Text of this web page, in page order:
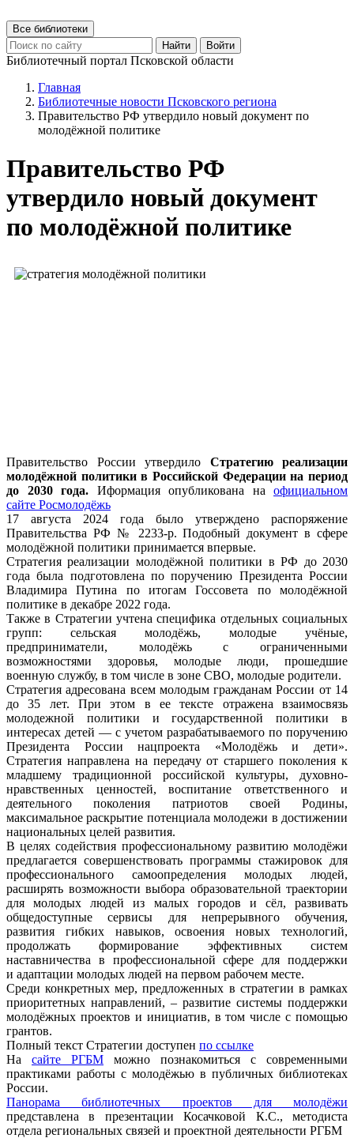
Все библиотеки
Найти
Войти
Библиотечный портал Псковской области
Главная
Библиотечные новости Псковского региона
Правительство РФ утвердило новый документ по
молодёжной политике
Правительство РФ
утвердило новый документ
по молодёжной политике
Правительство России утвердило Стратегию реализации
молодёжной политики в Российской Федерации на период
до 2030 года. Иформация опубликована на официальном
сайте Росмолодёжь
17 августа 2024 года было утверждено распоряжение
Правительства РФ № 2233-р. Подобный документ в сфере
молодёжной политики принимается впервые.
Стратегия реализации молодёжной политики в РФ до 2030
года была подготовлена по поручению Президента России
Владимира Путина по итогам Госсовета по молодёжной
политике в декабре 2022 года.
Также в Стратегии учтена специфика отдельных социальных
групп: сельская молодёжь, молодые учёные,
предприниматели, молодёжь с ограниченными
возможностями здоровья, молодые люди, прошедшие
военную службу, в том числе в зоне СВО, молодые родители.
Стратегия адресована всем молодым гражданам России от 14
до 35 лет. При этом в ее тексте отражена взаимосвязь
молодежной политики и государственной политики в
интересах детей — с учетом разрабатываемого по поручению
Президента России нацпроекта «Молодёжь и дети».
Стратегия направлена на передачу от старшего поколения к
младшему традиционной российской культуры, духовно-
нравственных ценностей, воспитание ответственного и
деятельного поколения патриотов своей Родины,
максимальное раскрытие потенциала молодежи в достижении
национальных целей развития.
В целях содействия профессиональному развитию молодёжи
предлагается совершенствовать программы стажировок для
профессионального самоопределения молодых людей,
расширять возможности выбора образовательной траектории
для молодых людей из малых городов и сёл, развивать
общедоступные сервисы для непрерывного обучения,
развития гибких навыков, освоения новых технологий,
продолжать формирование эффективных систем
наставничества в профессиональной сфере для поддержки
и адаптации молодых людей на первом рабочем месте.
Среди конкретных мер, предложенных в стратегии в рамках
приоритетных направлений, – развитие системы поддержки
молодёжных проектов и инициатив, в том числе с помощью
грантов.
Полный текст Стратегии доступен по ссылке
На сайте РГБМ можно познакомиться с современными
практиками работы с молодёжью в публичных библиотеках
России.
Панорама библиотечных проектов для молодёжи
представлена в презентации Косачковой К.С., методиста
отдела региональных связей и проектной деятельности РГБМ